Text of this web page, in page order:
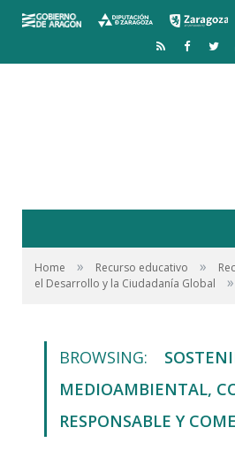
RSS Facebook
Home » Recurso educativo »
el Desarrollo y la Ciudadanía Global
»
BROWSING:
MEDIOAMBIENTAL,
RESPONSABLE Y